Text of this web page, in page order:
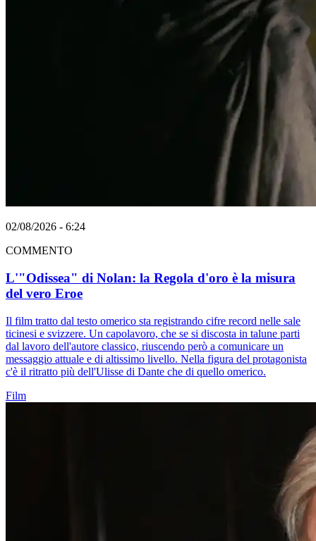
02/08/2026 - 6:24
COMMENTO
L'"Odissea" di Nolan: la Regola d'oro è la misura
del vero Eroe
Il film tratto dal testo omerico sta registrando cifre record nelle sale
ticinesi e svizzere. Un capolavoro, che se si discosta in talune parti
dal lavoro dell'autore classico, riuscendo però a comunicare un
messaggio attuale e di altissimo livello. Nella figura del protagonista
c'è il ritratto più dell'Ulisse di Dante che di quello omerico.
Film